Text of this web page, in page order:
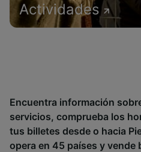
Actividades
Encuentra información
servicios, comprueba los
tus billetes desde o hacia
opera en 45 países y vende